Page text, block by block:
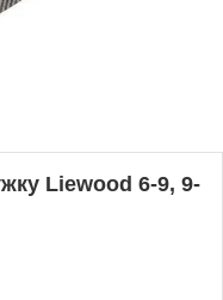
Liewood 6-9, 9-